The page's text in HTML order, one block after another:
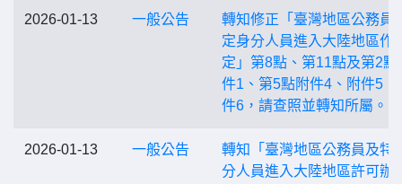
2026-01-13 一般公告
轉知修正「臺灣地區公務員
定身分人員進入大陸地區作
定」第8點、第11點及第2點
件1、第5點附件4、附件5、
件6，請查照並轉知所屬。
2026-01-13 一般公告
轉知「臺灣地區公務員及特
分人員進入大陸地區許可辦